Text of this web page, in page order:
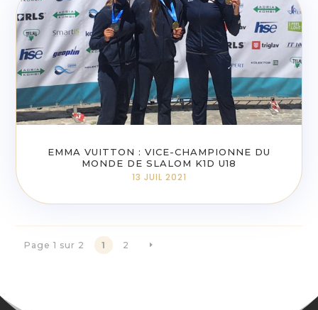
EMMA VUITTON : VICE-CHAMPIONNE DU
MONDE DE SLALOM K1D U18
13 JUIL 2021
Page 1 sur 2 1 2 E